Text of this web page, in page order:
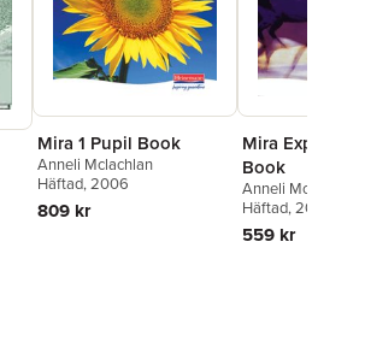
Mira 1 Pupil Book
Anneli Mclachlan
Häftad, 2006
809 kr
Mira Express
Book
Anneli Mclachlan
Häftad, 2006
559 kr